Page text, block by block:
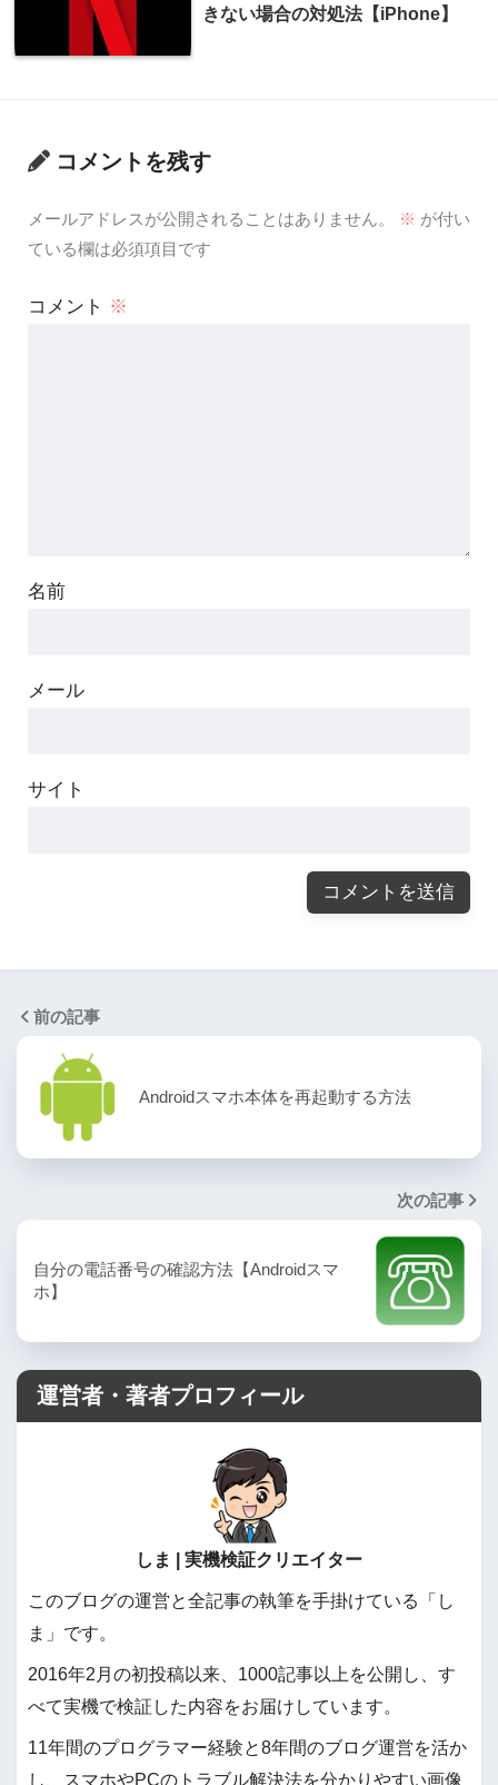
きない場合の対処法【iPhone】
コメントを残す
メールアドレスが公開されることはありません。 ※ が付い
ている欄は必須項目です
コメント ※
名前
メール
サイト
前の記事
Androidスマホ本体を再起動する方法
次の記事
自分の電話番号の確認方法【Androidスマ
ホ】
運営者・著者プロフィール
しま | 実機検証クリエイター
このブログの運営と全記事の執筆を手掛けている「し
ま」です。
2016年2月の初投稿以来、1000記事以上を公開し、す
べて実機で検証した内容をお届けしています。
11年間のプログラマー経験と8年間のブログ運営を活か
し、スマホやPCのトラブル解決法を分かりやすい画像